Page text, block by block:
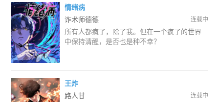
情绪病
诈术师德德
连载中
所有人都疯了，除了我。但在一个疯了的世界
中保持清醒，是否也是种不幸？
王炸
路人甘
连载中